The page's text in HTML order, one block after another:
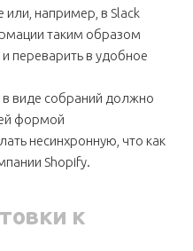
или, например, в Slack
таким образом
переварить в удобное
виде собраний должно
формой
несинхронную, что как
Shopify.
к